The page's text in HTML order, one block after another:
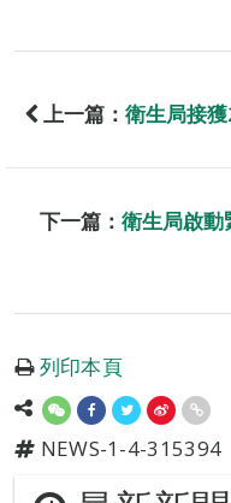
上一篇： 衛生局接
下一篇： 衛生局啟動
列印本頁
NEWS-1-4-315394